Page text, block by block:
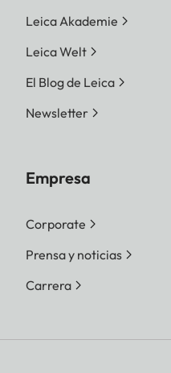
Leica Akademie
Leica Welt
El Blog de Leica
Newsletter
Empresa
Corporate
Prensa y noticias
Carrera